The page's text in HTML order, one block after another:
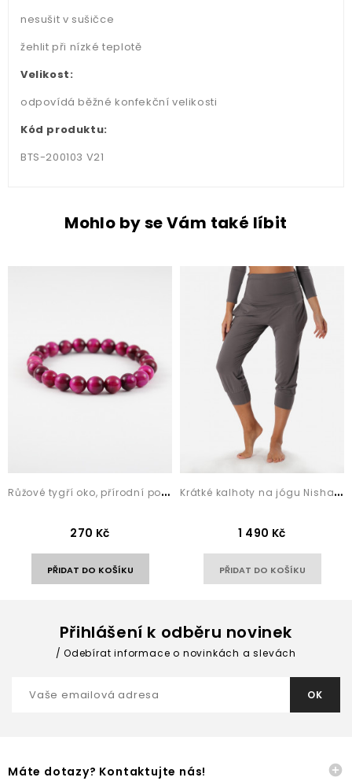
nesušit v sušičce
žehlit při nízké teplotě
Velikost:
odpovídá běžné konfekční velikosti
Kód produktu:
BTS-200103 V21
Mohlo by se Vám také líbit
R
ůžové tygří oko, přírodní polodrahokam,...
270 Kč
PŘIDAT DO KOŠÍKU
K
rátké kalhoty na jógu Nisha Grey
1 490 Kč
PŘIDAT DO KOŠÍKU
Přihlášení k odběru novinek
Odebírat informace o novinkách a slevách
Máte dotazy? Kontaktujte nás! 